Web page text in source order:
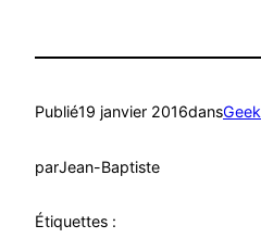
Publié19 janvier 2016dansGeek
parJean-Baptiste
Étiquettes :